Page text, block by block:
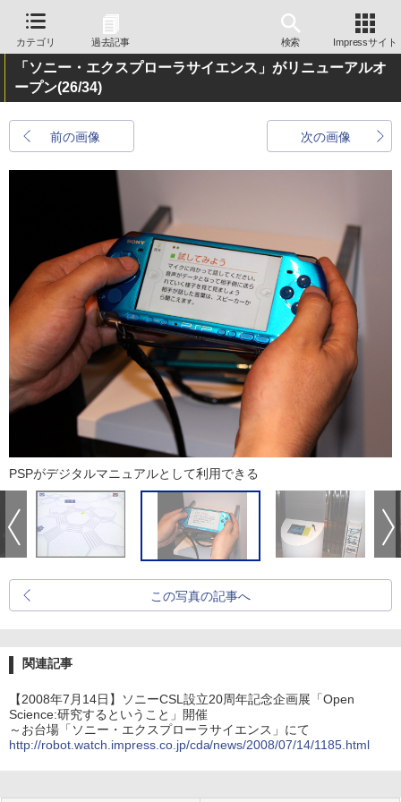
カテゴリ 過去記事 検索 Impressサイト
「ソニー・エクスプローラサイエンス」がリニューアルオ
ープン(26/34)
前の画像 次の画像
PSPがデジタルマニュアルとして利用できる
この写真の記事へ
関連記事
【2008年7月14日】ソニーCSL設立20周年記念企画展「Open
Science:研究するということ」開催
～お台場「ソニー・エクスプローラサイエンス」にて
http://robot.watch.impress.co.jp/cda/news/2008/07/14/1185.html